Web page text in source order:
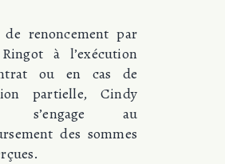
de renoncement par
à l’exécution
ou en cas de
partielle, Cindy
s’engage au
des sommes